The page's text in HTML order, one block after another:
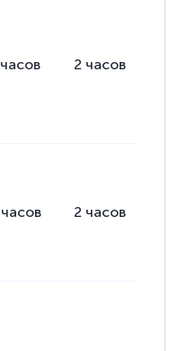
часов 2 часов
часов 2 часов